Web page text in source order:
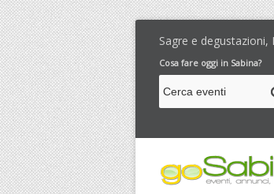
Sagre e degustazioni,
Cosa fare oggi in Sabina?